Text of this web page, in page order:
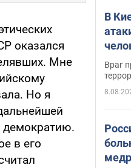
оказался
Мне
Но я
демократию.
в его
В
Враг